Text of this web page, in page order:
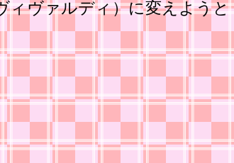
ィヴァルディ）に変えようと